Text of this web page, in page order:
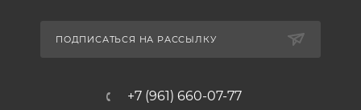
ПОДПИСАТЬСЯ НА РАССЫЛКУ
+7 (961) 660-07-77